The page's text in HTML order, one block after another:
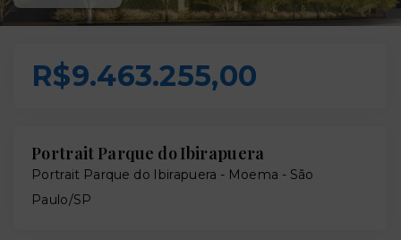
R$9.463.255,00
Portrait Parque do Ibirapuera
Portrait Parque do Ibirapuera - Moema - São
Paulo/SP